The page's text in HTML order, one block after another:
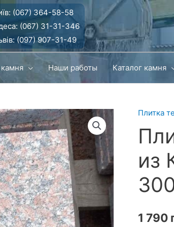
(067) 364-58-58
(067) 31-31-346
(097) 907-31-49
Наши работы Каталог камня
Плитка
из
1 790